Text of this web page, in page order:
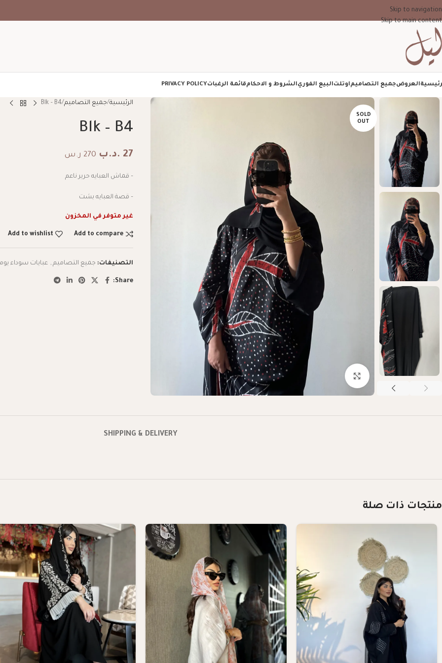
Skip to navigation
Skip to main content
العروضجميع التصاميماوتلتالبيع الفوريالشروط و الاحكامقائمة الرغباتPRIVACY POLICY
SOLD
OUT
Click to enlarge
الرئيسية جميع التصاميم Blk – B4
Blk – B4
27 .د.ب 270 ر.س
– قماش العبايه حرير ناعم
– قصة العبايه بشت
غير متوفر في المخزون
Add to compare
Add to wishlist
التصنيفات: جميع التصاميم , عبايات سوداء
Share:
SHIPPING & DELIVERY
منتجات ذات صلة